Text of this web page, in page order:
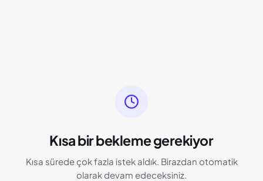
Kısa bir bekleme gerekiyor
Kısa sürede çok fazla istek aldık. Birazdan otomatik
olarak devam edeceksiniz.